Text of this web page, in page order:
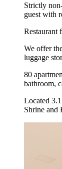
Strictly
guest with
Restaurant
We offer
luggage
80
bathroom,
Located
Shrine and